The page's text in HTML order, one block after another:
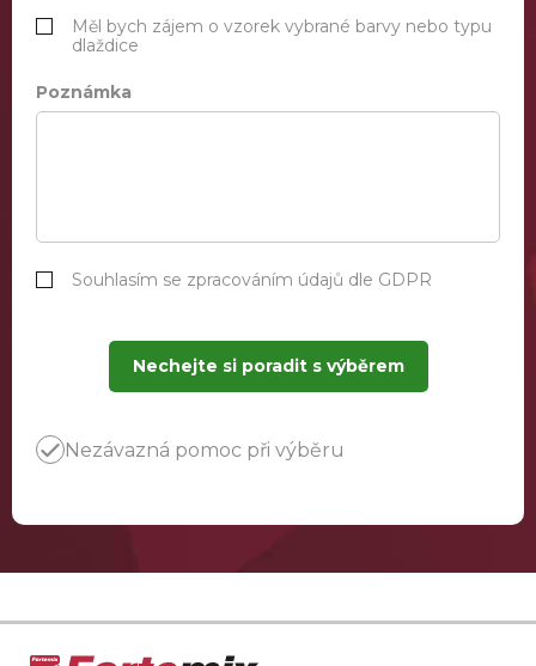
Měl bych zájem o vzorek vybrané barvy nebo typu
dlaždice
Poznámka
Souhlasím se zpracováním údajů dle GDPR
Nechejte si poradit s výběrem
Nezávazná pomoc při výběru